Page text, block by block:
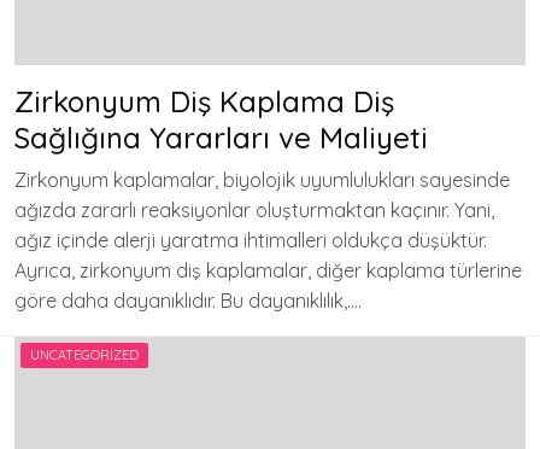
Zirkonyum Diş Kaplama Diş
Sağlığına Yararları ve Maliyeti
Zirkonyum kaplamalar, biyolojik uyumlulukları sayesinde
ağızda zararlı reaksiyonlar oluşturmaktan kaçınır. Yani,
ağız içinde alerji yaratma ihtimalleri oldukça düşüktür.
Ayrıca, zirkonyum diş kaplamalar, diğer kaplama türlerine
göre daha dayanıklıdır. Bu dayanıklılık,….
UNCATEGORIZED